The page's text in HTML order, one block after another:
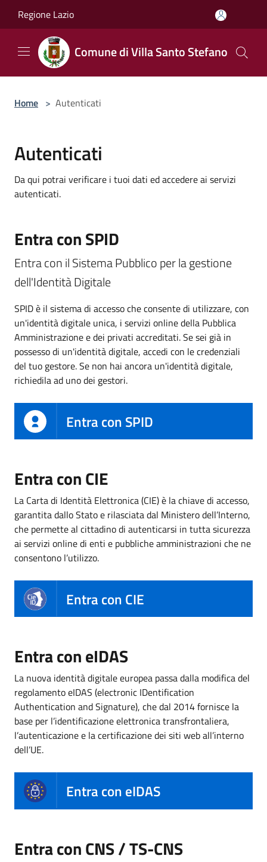
Regione Lazio
Comune di Villa Santo Stefano
Home > Autenticati
Autenticati
Da qui potrai verificare i tuoi dati ed accedere ai servizi
autenticati.
Entra con SPID
Entra con il Sistema Pubblico per la gestione
dell'Identità Digitale
SPID è il sistema di accesso che consente di utilizzare, con
un'identità digitale unica, i servizi online della Pubblica
Amministrazione e dei privati accreditati. Se sei già in
possesso di un'identità digitale, accedi con le credenziali
del tuo gestore. Se non hai ancora un'identità digitale,
richiedila ad uno dei gestori.
Entra con SPID
Entra con CIE
La Carta di Identità Elettronica (CIE) è la chiave di accesso,
garantita dallo Stato e rilasciata dal Ministero dell’Interno,
che permette al cittadino di autenticarsi in tutta sicurezza
ai servizi online di enti e pubbliche amministrazioni che ne
consentono l’utilizzo.
Entra con CIE
Entra con eIDAS
La nuova identità digitale europea passa dalla modifica del
regolamento eIDAS (electronic IDentification
Authentication and Signature), che dal 2014 fornisce la
base per l’identificazione elettronica transfrontaliera,
l’autenticazione e la certificazione dei siti web all’interno
dell’UE.
Entra con eIDAS
Entra con CNS / TS-CNS